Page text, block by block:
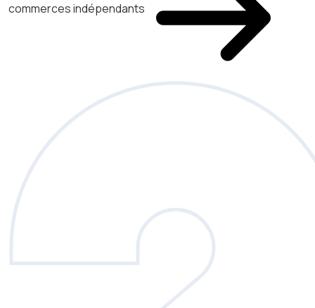
commerces indépendants